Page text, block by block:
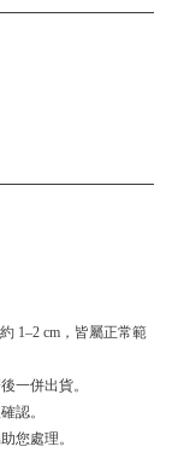
1–2 cm，皆屬正常範
一併出貨。
認。
您處理。